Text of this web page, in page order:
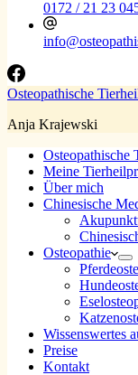
0172 / 21 23
Osteopathische
Anja Krajewski
Osteopathische
Meine
Über mich
Chinesische
Osteopathie
Wissenswertes
Preise
Kontakt